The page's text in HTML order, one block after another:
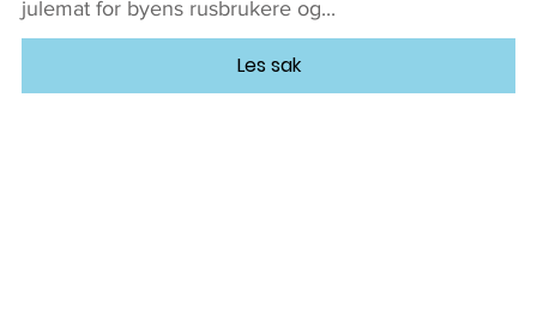
julemat for byens rusbrukere og...
Les sak